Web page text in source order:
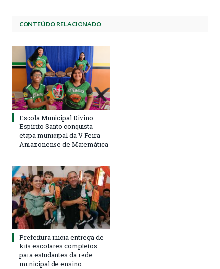
CONTEÚDO RELACIONADO
Escola Municipal Divino
Espírito Santo conquista
etapa municipal da V Feira
Amazonense de Matemática
Prefeitura inicia entrega de
kits escolares completos
para estudantes da rede
municipal de ensino